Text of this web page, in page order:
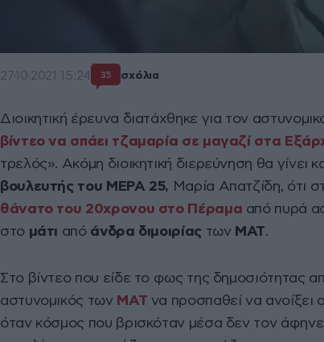
27·10·2021 15:24 35 σχόλια
Διοικητική έρευνα διατάχθηκε για τον
βίντεο να σπάει τζαμαρία σε μαγαζί στα
τρελός». Ακόμη διοικητική διερεύνηση θα γίνει
βουλευτής του ΜΕΡΑ 25, Μαρία Απατζίδη, ότι
θάνατο του 20χρονου στο Πέραμα από πυρά
στο μάτι από άνδρα διμοιρίας των ΜΑΤ.
Στο βίντεο που είδε το φως της δημοσιότητας
αστυνομικός των ΜΑΤ να προσπαθεί να ανοίξει
όταν κόσμος που βρισκόταν μέσα δεν τον